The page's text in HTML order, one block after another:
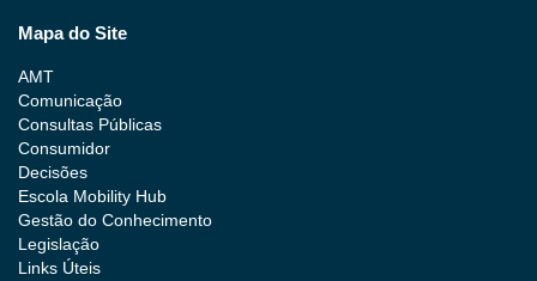
Mapa do Site
AMT
Comunicação
Consultas Públicas
Consumidor
Decisões
Escola Mobility Hub
Gestão do Conhecimento
Legislação
Links Úteis